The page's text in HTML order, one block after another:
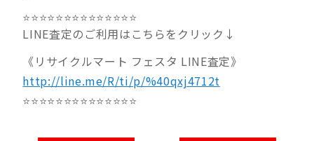
⭐⭐⭐⭐⭐⭐⭐⭐⭐⭐⭐⭐⭐⭐
LINE査定のご利用はこちらをクリック↓
《リサイクルマート フェスタ LINE査定》
http://line.me/R/ti/p/%40qxj4712t
⭐⭐⭐⭐⭐⭐⭐⭐⭐⭐⭐⭐⭐⭐